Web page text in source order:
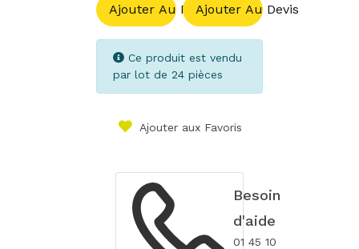
Ajouter Au PanierAjouter Au Devis
Ce produit est vendu
par lot de 24 pièces
Ajouter aux Favoris
Besoin
d'aide
01 45 10